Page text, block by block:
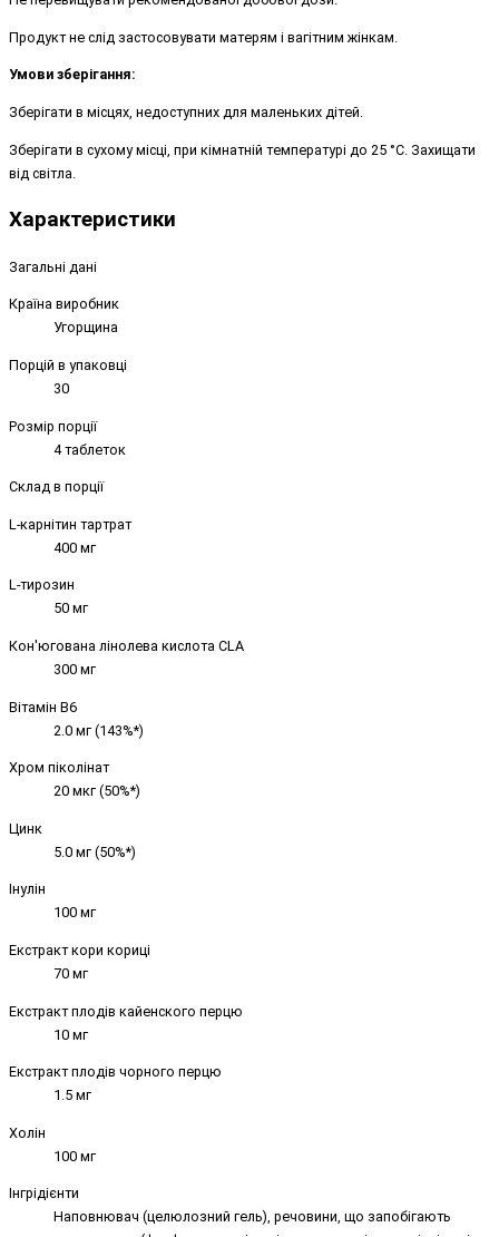
Продукт не слід застосовувати матерям і вагітним жінкам.
Умови зберігання:
Зберігати в місцях, недоступних для маленьких дітей.
Зберігати в сухому місці, при кімнатній температурі до 25 °C. Захищати
від світла.
Характеристики
Загальні дані
Країна виробник
Угорщина
Порцій в упаковці
30
Розмір порції
4 таблеток
Склад в порції
L-карнітин тартрат
400 мг
L-тирозин
50 мг
Кон'югована лінолева кислота CLA
300 мг
Вітамін B6
2.0 мг (143%*)
Хром піколінат
20 мкг (50%*)
Цинк
5.0 мг (50%*)
Інулін
100 мг
Екстракт кори кориці
70 мг
Екстракт плодів кайенского перцю
10 мг
Екстракт плодів чорного перцю
1.5 мг
Холін
100 мг
Інгрідієнти
Наповнювач (целюлозний гель), речовини, що запобігають